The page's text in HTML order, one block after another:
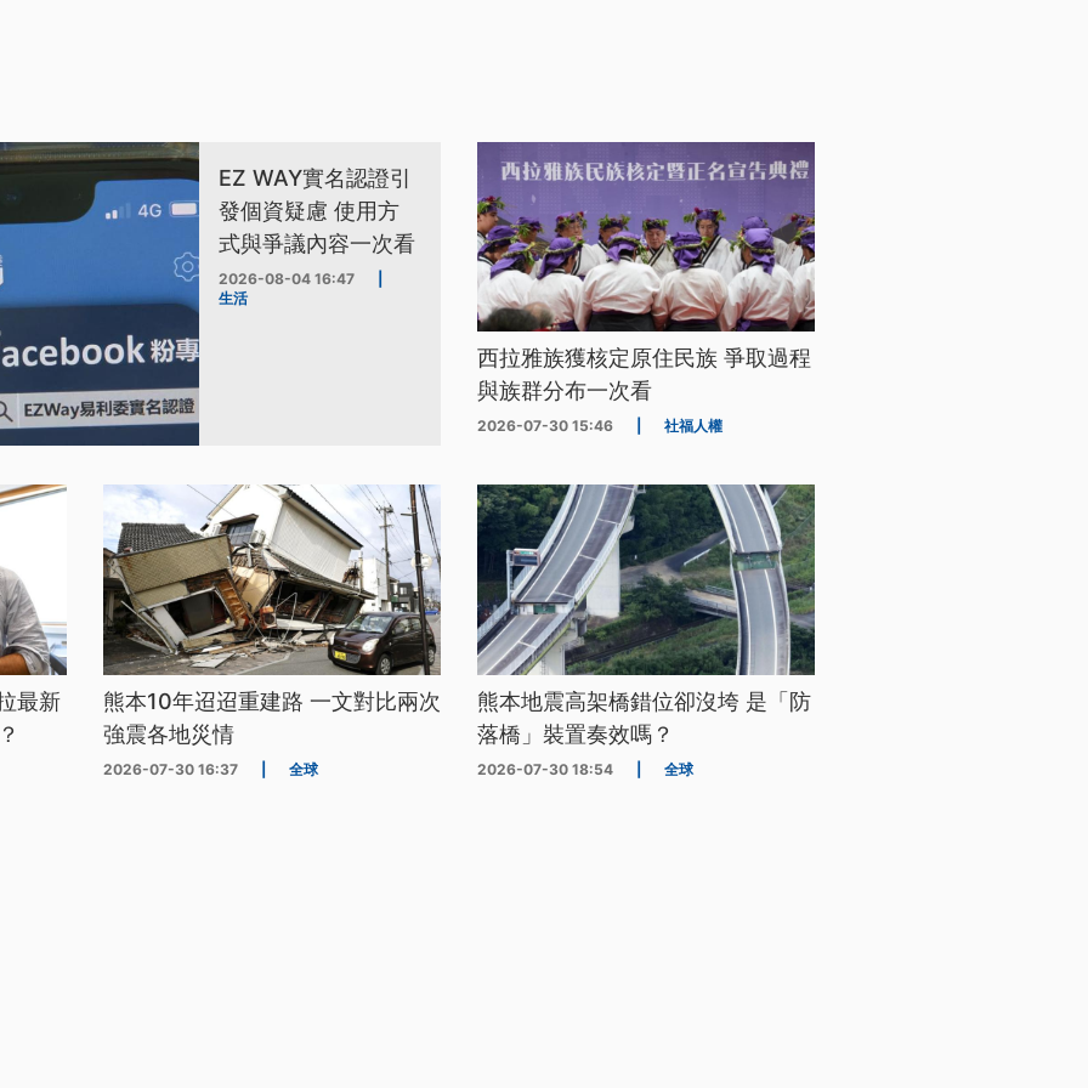
EZ WAY實名認證引
發個資疑慮 使用方
式與爭議內容一次看
2026-08-04 16:47
生活
西拉雅族獲核定原住民族 爭取過程
與族群分布一次看
2026-07-30 15:46 社福人權
最新
熊本10年迢迢重建路 一文對比兩次
強震各地災情
2026-07-30 16:37 全球
熊本地震高架橋錯位卻沒垮 是「防
落橋」裝置奏效嗎？
2026-07-30 18:54 全球